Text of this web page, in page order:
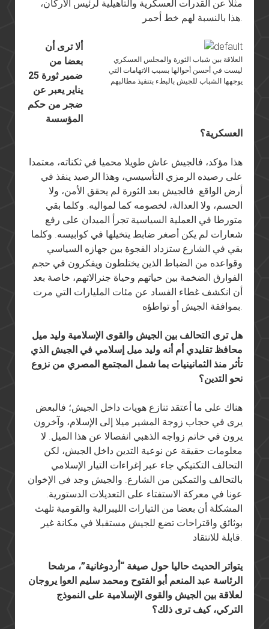
مثلا عن القدرات العسكرية والتأهيلية لرئيس الأركان،
هذا بالنسبة لهم خط أحمر.
العلاقة بين شباب الثورة والمجلس العسكري
ليست في أحسن أحوالها بسبب الاتهامات التي
يوجهها الشباب للجيش بالبطء بتنفيذ مطالبهم
ألا ترى أن
بعضا من
ضمير ثورة 25
يناير يعبر عن
ضجر من حكم
المؤسسة
العسكرية؟
هذا مؤكد، فالجيش عاش طويلا محميا في ثكناته، معتمدا
على رصيده الرمزي التأسيسي، وهذا الرصيد ينفذ في
أرض الواقع. فالجيش بعد الثورة لم يحقق الأمن، ولا
الحسم، ولا العدالة، لخصومه كما لمواليه. وكلما بقي
متورطا في العملية السياسية تجرأ الميدان على رفع
شعارات لم يكن أصغر ضابط يتخيلها في كوابيسه. وكلما
بقي في الشارع ستزداد الفجوة بين جهازه السياسي
وقواعده من الضباط الذين يختلطون ويفكرون في حجم
الفوارق الضخمة بين حياتهم وحياة جنرالاتهم، خاصة بعد
أن انكشف غطاء الفساد عن مئات المليارات التي مرت
بموافقة الجيش أو تواطؤه.
هل ترى التحالف بين الجيش والقوى الإسلامية وليد ميل
محافظ تقليدي أم أنه وليد ميل إسلامي في الجيش الذي
تأثر منذ الثمانينيات بما شمل المجتمع المصري من نزوع
نحو التدين؟
هناك على ما أعتقد تنازع هويات داخل الجيش؛ فالبعض
يرى في حجاب زوجة المشير ميلا إلى الإسلام، وآخرون
يرون في خاتم زواجه الذهبي انفصالا عن هذا الميل. لا
معلومات حقيقة عن نوعية التدين داخل الجيش، لكن
التحالف التكتيكي جاء عبر إغراءات التيار الإسلامي
بالتحالف والتمكين من الشارع. والجيش وجد في الإخوان
عونا في معركة الاستفتاء على التعديلات الدستورية.
المشكلة أن بعضا من التيارات الليبرالية والقومية تلهث
بوثائق واقتراحات تضع للجيش مستقبلا في مكانة غير
قابلة للانتقاد.
يتواتر الحديث حاليا حول صيغة “أردوغانية”، مرشحا
الرئاسة عبد المنعم أبو الفتوح ومحمد سليم العوا يروجان
لعلاقة بين الجيش والقوى الإسلامية على النموذج
التركي، كيف ترى ذلك؟